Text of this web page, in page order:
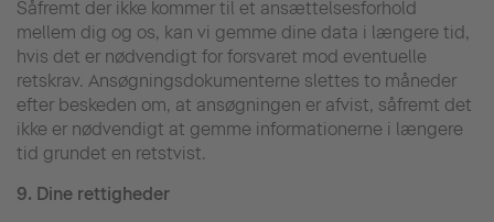
Såfremt der ikke kommer til et ansættelsesforhold
mellem dig og os, kan vi gemme dine data i længere tid,
hvis det er nødvendigt for forsvaret mod eventuelle
retskrav. Ansøgningsdokumenterne slettes to måneder
efter beskeden om, at ansøgningen er afvist, såfremt det
ikke er nødvendigt at gemme informationerne i længere
tid grundet en retstvist.
9. Dine rettigheder